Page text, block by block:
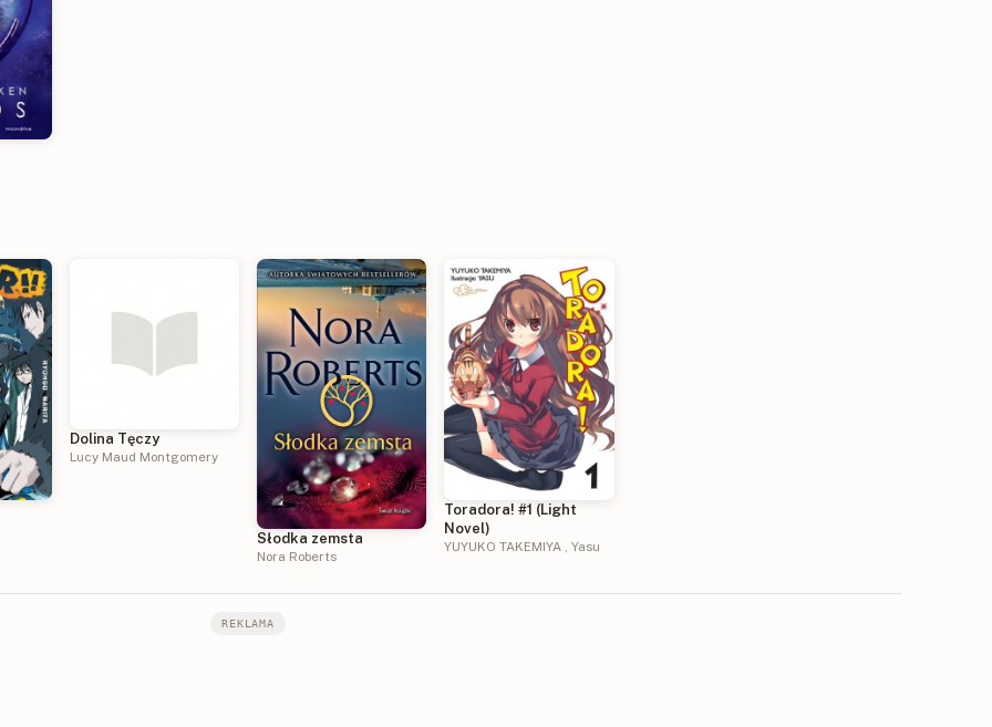
Dolina Tęczy
Lucy Maud Montgomery
Słodka zemsta
Nora Roberts
Toradora! #1 (Light
Novel)
YUYUKO TAKEMIYA ,Yasu
REKLAMA